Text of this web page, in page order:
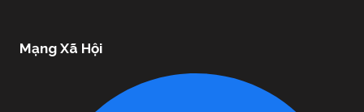
Mạng Xã Hội